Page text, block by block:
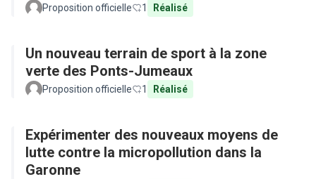
Proposition officielle 1 Réalisé
Un nouveau terrain de sport à la zone
verte des Ponts-Jumeaux
Proposition officielle 1 Réalisé
Expérimenter des nouveaux moyens de
lutte contre la micropollution dans la
Garonne